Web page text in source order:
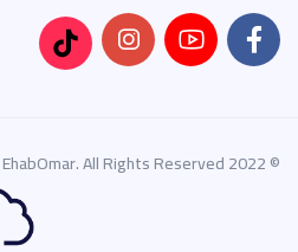
© 2022 EhabOmar. All Rights Reserved